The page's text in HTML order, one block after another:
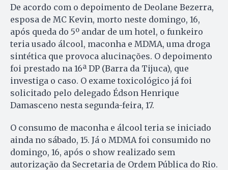
De acordo com o depoimento de Deolane Bezerra,
esposa de MC Kevin, morto neste domingo, 16,
após queda do 5º andar de um hotel, o funkeiro
teria usado álcool, maconha e MDMA, uma droga
sintética que provoca alucinações. O depoimento
foi prestado na 16ª DP (Barra da Tijuca), que
investiga o caso. O exame toxicológico já foi
solicitado pelo delegado Édson Henrique
Damasceno nesta segunda-feira, 17.
O consumo de maconha e álcool teria se iniciado
ainda no sábado, 15. Já o MDMA foi consumido no
domingo, 16, após o show realizado sem
autorização da Secretaria de Ordem Pública do Rio.